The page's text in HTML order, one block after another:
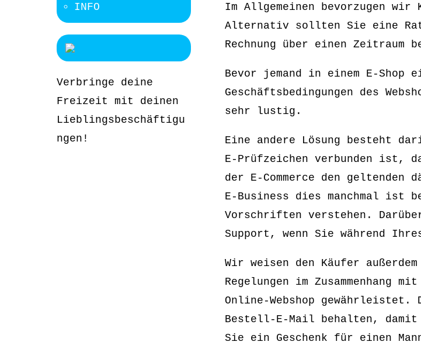
Im Allgemeinen bevorzugen wir
Alternativ sollten Sie eine
Rechnung über einen Zeitraum
Bevor jemand in einem E-
Geschäftsbedingungen des
sehr lustig.
Eine andere Lösung besteht
E-Prüfzeichen verbunden ist,
der E-Commerce den
E-Business dies manchmal ist
Vorschriften verstehen.
Support, wenn Sie während
Wir weisen den Käufer
Regelungen im
Online-Webshop
Bestell-E-Mail behalten, damit
Sie ein Geschenk für einen
INFO
Verbringe deine
Freizeit mit deinen
Lieblingsbeschäftigu
ngen!